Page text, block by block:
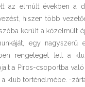
az elmúlt években a
hiszen több
került a közelmúlt
egy
rengeteget tett a
a Piros-csoportba
klub történelmébe. -